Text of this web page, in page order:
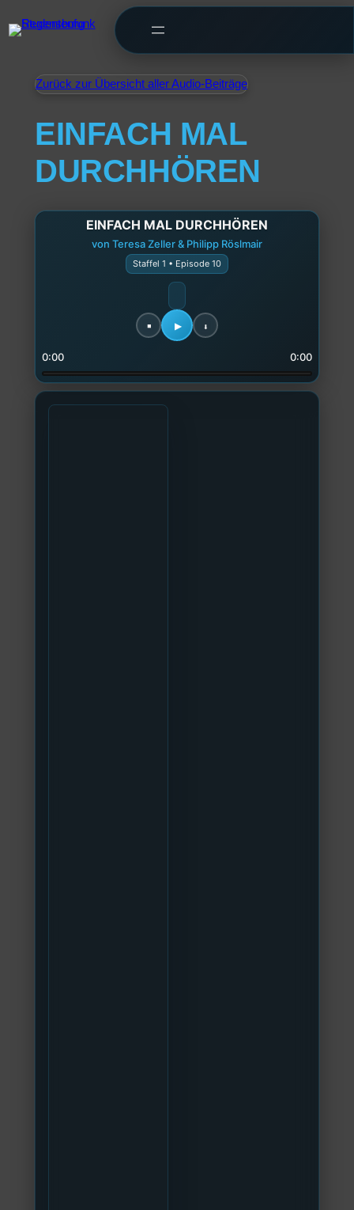
Zurück zur Übersicht aller Audio-Beiträge
EINFACH MAL
DURCHHÖREN
EINFACH MAL DURCHHÖREN
von Teresa Zeller & Philipp Röslmair
Staffel 1 • Episode 10
0:00 0:00